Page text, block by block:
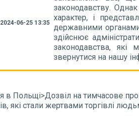
2024-06-25 13:35
законодавству.
характер, і
державними
здійснює
законодавства,
звернутися на нашу
в Польщі>Дозвіл на тимчасове
які стали жертвами торгівлі